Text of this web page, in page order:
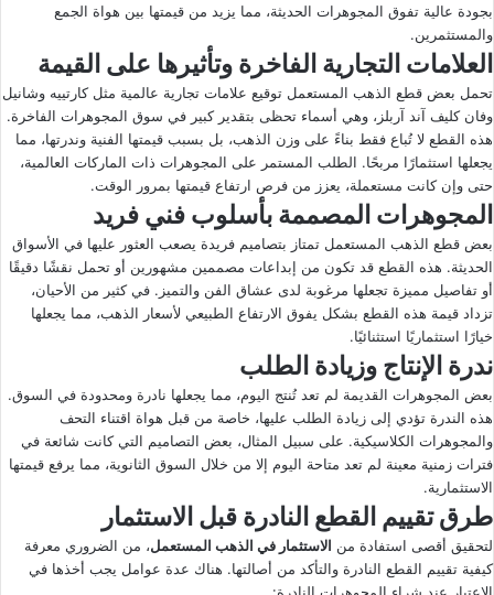
بجودة عالية تفوق المجوهرات الحديثة، مما يزيد من قيمتها بين هواة الجمع
والمستثمرين.
العلامات التجارية الفاخرة وتأثيرها على القيمة
تحمل بعض قطع الذهب المستعمل توقيع علامات تجارية عالمية مثل كارتييه وشانيل
وفان كليف آند آربلز، وهي أسماء تحظى بتقدير كبير في سوق المجوهرات الفاخرة.
هذه القطع لا تُباع فقط بناءً على وزن الذهب، بل بسبب قيمتها الفنية وندرتها، مما
يجعلها استثمارًا مربحًا. الطلب المستمر على المجوهرات ذات الماركات العالمية،
حتى وإن كانت مستعملة، يعزز من فرص ارتفاع قيمتها بمرور الوقت.
المجوهرات المصممة بأسلوب فني فريد
بعض قطع الذهب المستعمل تمتاز بتصاميم فريدة يصعب العثور عليها في الأسواق
الحديثة. هذه القطع قد تكون من إبداعات مصممين مشهورين أو تحمل نقشًا دقيقًا
أو تفاصيل مميزة تجعلها مرغوبة لدى عشاق الفن والتميز. في كثير من الأحيان،
تزداد قيمة هذه القطع بشكل يفوق الارتفاع الطبيعي لأسعار الذهب، مما يجعلها
خيارًا استثماريًا استثنائيًا.
ندرة الإنتاج وزيادة الطلب
بعض المجوهرات القديمة لم تعد تُنتج اليوم، مما يجعلها نادرة ومحدودة في السوق.
هذه الندرة تؤدي إلى زيادة الطلب عليها، خاصة من قبل هواة اقتناء التحف
والمجوهرات الكلاسيكية. على سبيل المثال، بعض التصاميم التي كانت شائعة في
فترات زمنية معينة لم تعد متاحة اليوم إلا من خلال السوق الثانوية، مما يرفع قيمتها
الاستثمارية.
طرق تقييم القطع النادرة قبل الاستثمار
لتحقيق أقصى استفادة من الاستثمار في الذهب المستعمل، من الضروري معرفة
كيفية تقييم القطع النادرة والتأكد من أصالتها. هناك عدة عوامل يجب أخذها في